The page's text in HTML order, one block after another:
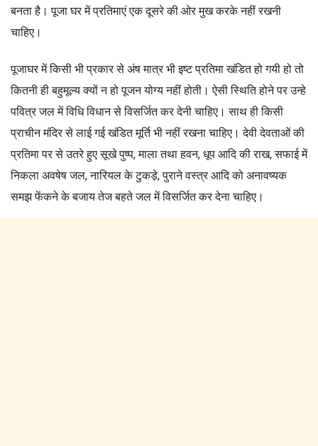
बनता है। पूजा घर में प्रतिमाएं एक दूसरे की ओर मुख करके नहीं रखनी
चाहिए।
पूजाघर में किसी भी प्रकार से अंष मात्र भी इष्ट प्रतिमा खंडित हो गयी हो तो
कितनी ही बहुमूल्य क्यों न हो पूजन योग्य नहीं होती। ऐसी स्थिति होने पर उन्हे
पवित्र जल में विधि विधान से विसर्जित कर देनी चाहिए। साथ ही किसी
प्राचीन मंदिर से लाई गई खंडित मूर्ति भी नहीं रखना चाहिए। देवी देवताओं की
प्रतिमा पर से उतरे हुए सूखे पुष्प, माला तथा हवन, धूप आदि की राख, सफाई में
निकला अवषेष जल, नारियल के टुकडे़, पुराने वस्त्र आदि को अनावष्यक
समझ फेंकने के बजाय तेज बहते जल में विसर्जित कर देना चाहिए।